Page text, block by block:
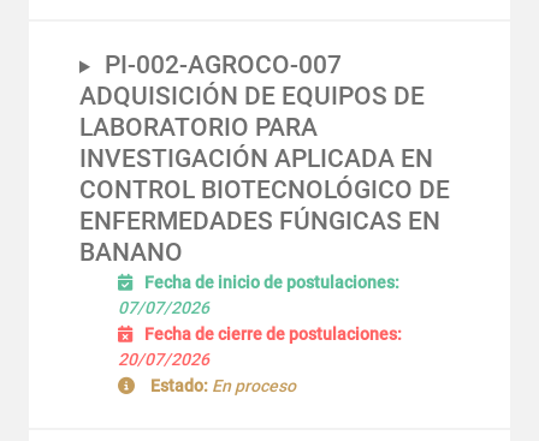
PI-002-AGROCO-007
ADQUISICIÓN DE EQUIPOS DE
LABORATORIO PARA
INVESTIGACIÓN APLICADA EN
CONTROL BIOTECNOLÓGICO DE
ENFERMEDADES FÚNGICAS EN
BANANO
Fecha de inicio de postulaciones:
07/07/2026
Fecha de cierre de postulaciones:
20/07/2026
Estado: En proceso